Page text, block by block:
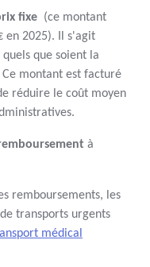
fixe (ce montant
en 2025). Il s'agit
que soient la
montant est facturé
réduire le coût moyen
à
remboursements, les
transports urgents
médical